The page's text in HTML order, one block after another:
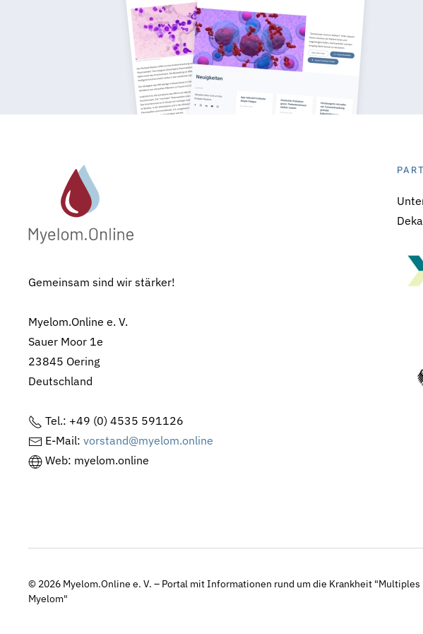
Gemeinsam sind wir stärker!
Myelom.Online e. V.
Sauer Moor 1e
23845 Oering
Deutschland
Tel.: +49 (0) 4535 591126
E-Mail: vorstand@myelom.online
Web: myelom.online
© 2026 Myelom.Online e. V. – Portal mit Informationen rund um die Krankheit "Multiples
Myelom"